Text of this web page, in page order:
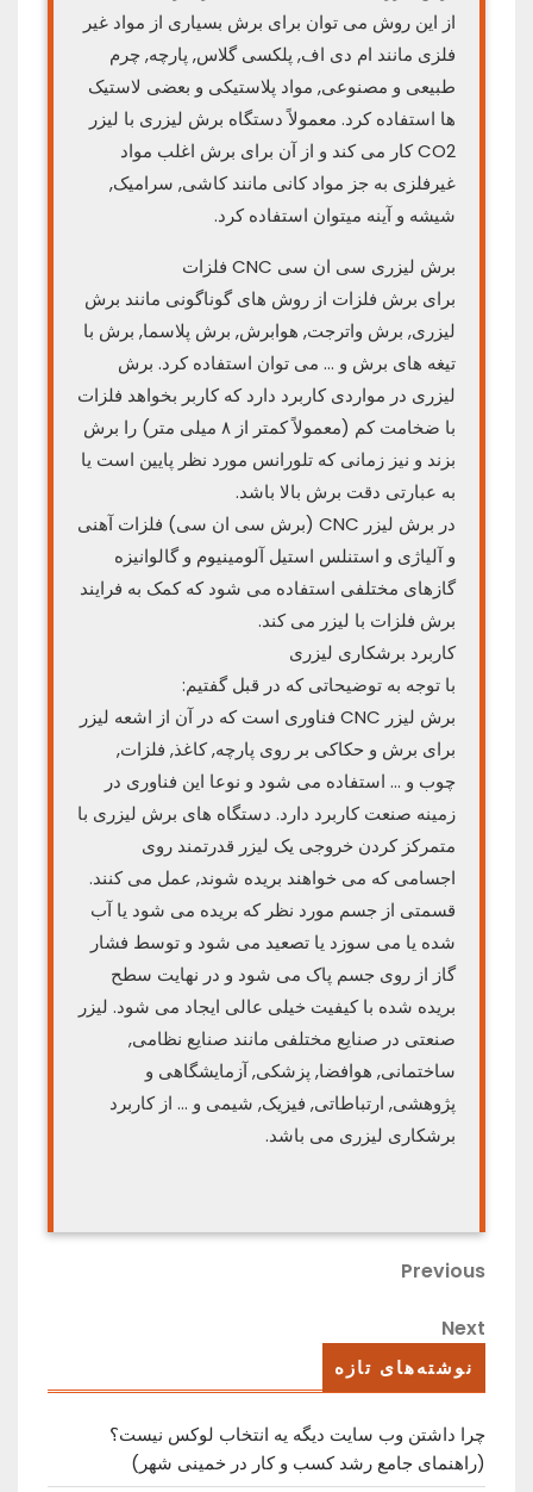
از این روش می توان برای برش بسیاری از مواد غیر
فلزی مانند ام دی اف, پلکسی گلاس, پارچه, چرم
طبیعی و مصنوعی, مواد پلاستیکی و بعضی لاستیک
ها استفاده کرد. معمولاً دستگاه برش لیزری با لیزر
CO2 کار می کند و از آن برای برش اغلب مواد
غیرفلزی به جز مواد کانی مانند کاشی, سرامیک,
شیشه و آینه میتوان استفاده کرد.
برش لیزری سی ان سی CNC فلزات
برای برش فلزات از روش های گوناگونی مانند برش
لیزری, برش واترجت, هوابرش, برش پلاسما, برش با
تیغه های برش و … می توان استفاده کرد. برش
لیزری در مواردی کاربرد دارد که کاربر بخواهد فلزات
با ضخامت کم (معمولاً کمتر از ۸ میلی متر) را برش
بزند و نیز زمانی که تلورانس مورد نظر پایین است یا
به عبارتی دقت برش بالا باشد.
در برش لیزر CNC (برش سی ان سی) فلزات آهنی
و آلیاژی و استنلس استیل آلومینیوم و گالوانیزه
گازهای مختلفی استفاده می شود که کمک به فرایند
برش فلزات با لیزر می کند.
کاربرد برشکاری لیزری
با توجه به توضیحاتی که در قبل گفتیم:
برش لیزر CNC فناوری است که در آن از اشعه لیزر
برای برش و حکاکی بر روی پارچه, کاغذ, فلزات,
چوب و … استفاده می شود و نوعا این فناوری در
زمینه صنعت کاربرد دارد. دستگاه های برش لیزری با
متمرکز کردن خروجی یک لیزر قدرتمند روی
اجسامی که می خواهند بریده شوند, عمل می کنند.
قسمتی از جسم مورد نظر که بریده می شود یا آب
شده یا می سوزد یا تصعید می شود و توسط فشار
گاز از روی جسم پاک می شود و در نهایت سطح
بریده شده با کیفیت خیلی عالی ایجاد می شود. لیزر
صنعتی در صنایع مختلفی مانند صنایع نظامی,
ساختمانی, هوافضا, پزشکی, آزمایشگاهی و
پژوهشی, ارتباطاتی, فیزیک, شیمی و … از کاربرد
برشکاری لیزری می باشد.
راهبری
نوشته
Previous
Previous
Next
Next
نوشته‌های تازه
چرا داشتن وب سایت دیگه یه انتخاب لوکس نیست؟
(راهنمای جامع رشد کسب ‌و کار در خمینی ‌شهر)